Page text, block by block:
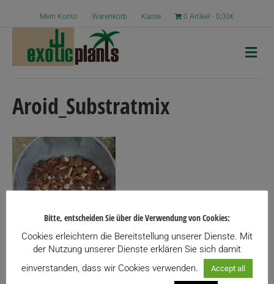
Mein Konto Warenkorb Kasse 0 Artikel 0,00€
N
a
Aroid_Substratmix
Bitte, entscheiden Sie über die Verwendung von Cookies:
Cookies erleichtern die Bereitstellung unserer Dienste. Mit
der Nutzung unserer Dienste erklären Sie sich damit
einverstanden, dass wir Cookies verwenden.
Accept all